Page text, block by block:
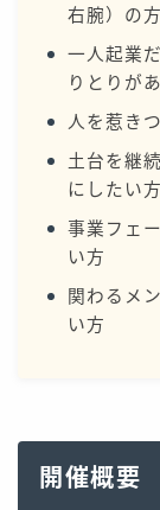
右腕）の方
一人起業
りとりが
人を惹き
土台を継
にしたい方
事業フェ
い方
関わるメ
い方
開催概要